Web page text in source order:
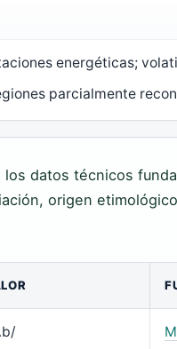
energéticas;
parcialmente
los datos técnicos
origen